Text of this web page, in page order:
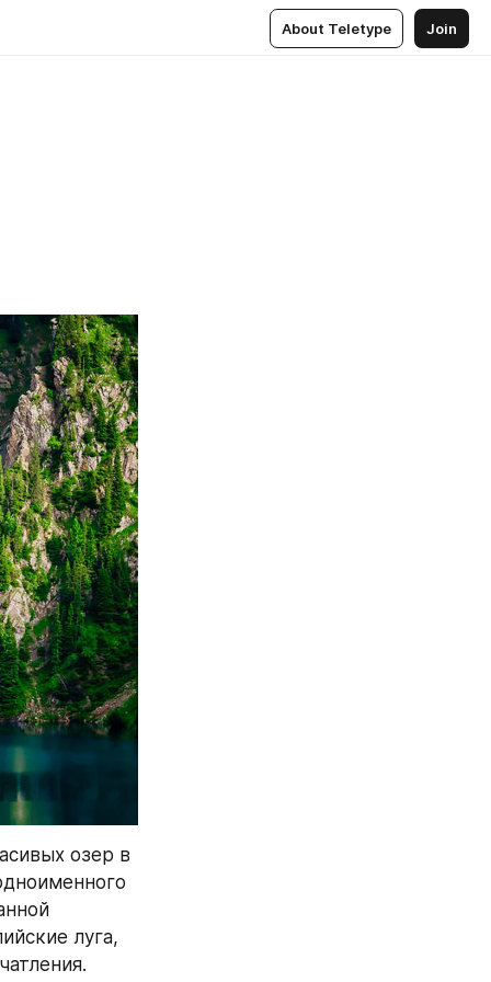
About Teletype Join
озер в
луга,